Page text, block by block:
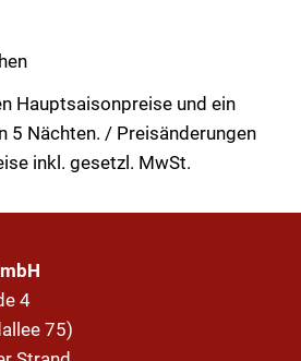
Hauptsaisonpreise und ein
5 Nächten. / Preisänderungen
inkl. gesetzl. MwSt.
4
75)